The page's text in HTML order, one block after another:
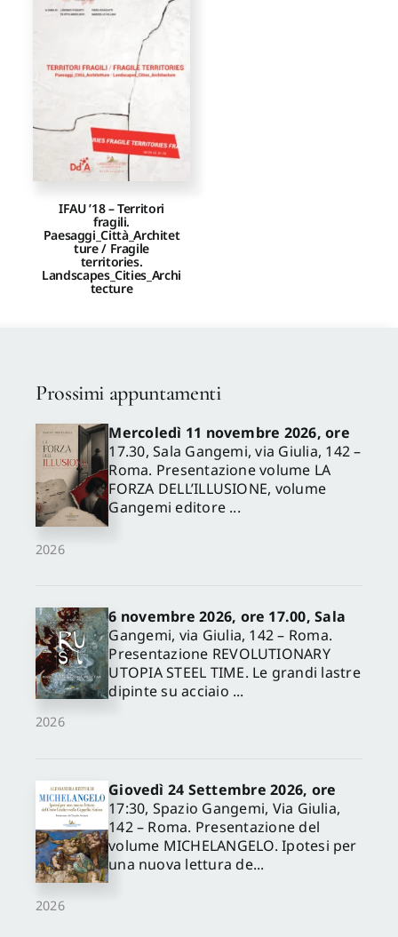
Proposte di pubblicazione
Gangemi Editore
Newsletter
IFAU ’18 – Territori
fragili.
Paesaggi_Città_Architet
ture / Fragile
territories.
Landscapes_Cities_Archi
tecture
Prossimi appuntamenti
2026
Mercoledì 11 novembre 2026, ore
17.30, Sala Gangemi, via Giulia, 142 –
Roma. Presentazione volume LA
FORZA DELL’ILLUSIONE, volume
Gangemi editore ...
2026
6 novembre 2026, ore 17.00, Sala
Gangemi, via Giulia, 142 – Roma.
Presentazione REVOLUTIONARY
UTOPIA STEEL TIME. Le grandi lastre
dipinte su acciaio ...
2026
Giovedì 24 Settembre 2026, ore
17:30, Spazio Gangemi, Via Giulia,
142 – Roma. Presentazione del
volume MICHELANGELO. Ipotesi per
una nuova lettura de...